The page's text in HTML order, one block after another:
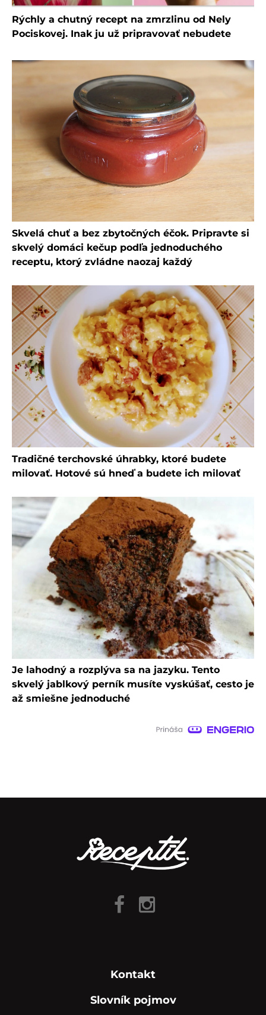
Rýchly a chutný recept na zmrzlinu od Nely
Pociskovej. Inak ju už pripravovať nebudete
Skvelá chuť a bez zbytočných éčok. Pripravte si
skvelý domáci kečup podľa jednoduchého
receptu, ktorý zvládne naozaj každý
Tradičné terchovské úhrabky, ktoré budete
milovať. Hotové sú hneď a budete ich milovať
Je lahodný a rozplýva sa na jazyku. Tento
skvelý jablkový perník musíte vyskúšať, cesto je
až smiešne jednoduché
Kontakt
Slovník pojmov